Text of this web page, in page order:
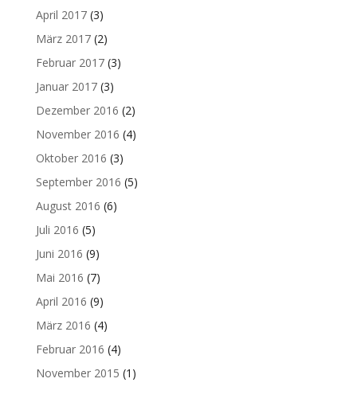
April 2017(3)
März 2017(2)
Februar 2017(3)
Januar 2017(3)
Dezember 2016 (2)
November 2016 (4)
Oktober 2016 (3)
September 2016 (5)
August 2016 (6)
Juli 2016 (5)
Juni 2016 (9)
Mai 2016 (7)
April 2016 (9)
März 2016 (4)
Februar 2016 (4)
November 2015 (1)